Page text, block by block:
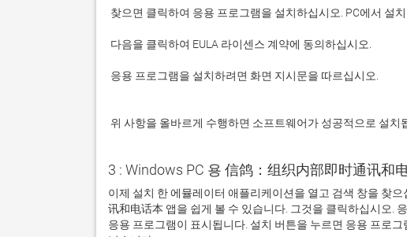
위 사항을 올바르게 수행하면 소프트웨어가 성공적으로 설치
3 : Windows PC 용 信鸽：组织内部即时通讯和
이제 설치 한 에뮬레이터 애플리케이션을 열고 검색 창을 찾
讯和电话本 앱을 쉽게 볼 수 있습니다. 그것을 클릭하십시오.
응용 프로그램이 표시됩니다. 설치 버튼을 누르면 응용 프로